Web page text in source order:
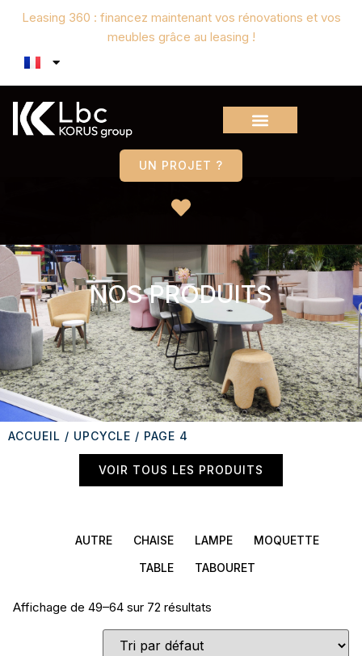
Leasing 360 : financez maintenant vos rénovations et vos
meubles grâce au leasing !
UN PROJET ?
NOS PRODUITS
ACCUEIL / UPCYCLE / PAGE 4
VOIR TOUS LES PRODUITS
AUTRE CHAISE LAMPE
MOQUETTE
TABLE
TABOURET
Affichage de 49–64 sur 72 résultats